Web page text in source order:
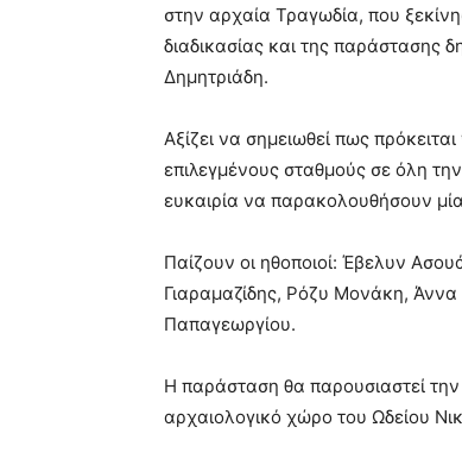
στην αρχαία Τραγωδία, που
διαδικασίας και της παράστασης
Δημητριάδη.
Αξίζει να σημειωθεί πως
επιλεγμένους σταθμούς σε όλη
ευκαιρία να παρακολουθήσουν
Παίζουν οι ηθοποιοί: Έβελυν
Γιαραμαζίδης, Ρόζυ Μονάκη,
Παπαγεωργίου.
Η παράσταση θα παρουσιαστεί
αρχαιολογικό χώρο του Ωδείου